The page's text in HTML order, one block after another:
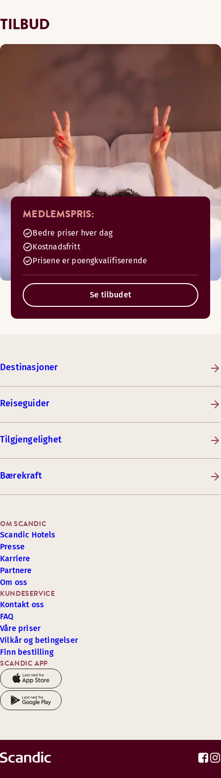
TILBUD
MEDLEMSPRIS:
Bedre priser hver dag
Kostnadsfritt
Prisene er poengkvalifiserende
Se tilbudet
Destinasjoner
Reiseguider
Tilgjengelighet
Bærekraft
SCANDIC APP
KUNDESERVICE
Kontakt oss
FAQ
Våre priser
Vilkår og betingelser
Finn bestilling
OM SCANDIC
Scandic Hotels
Presse
Karriere
Partnere
Om oss